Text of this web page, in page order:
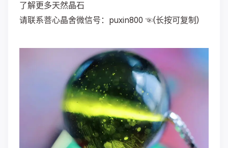
了解更多天然晶石
请联系菩心晶舍微信号：puxin800 ☜(长按可复制)